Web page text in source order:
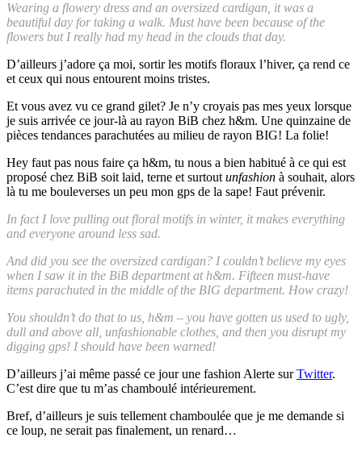
Wearing a flowery dress and an oversized cardigan, it was a
beautiful day for taking a walk. Must have been because of the
flowers but I really had my head in the clouds that day.
D’ailleurs j’adore ça moi, sortir les motifs floraux l’hiver, ça rend ce
et ceux qui nous entourent moins tristes.
Et vous avez vu ce grand gilet? Je n’y croyais pas mes yeux lorsque
je suis arrivée ce jour-là au rayon BiB chez h&m. Une quinzaine de
pièces tendances parachutées au milieu de rayon BIG! La folie!
Hey faut pas nous faire ça h&m, tu nous a bien habitué à ce qui est
proposé chez BiB soit laid, terne et surtout unfashion à souhait, alors
là tu me bouleverses un peu mon gps de la sape! Faut prévenir.
In fact I love pulling out floral motifs in winter, it makes everything
and everyone around less sad.
And did you see the oversized cardigan? I couldn’t believe my eyes
when I saw it in the BiB department at h&m. Fifteen must-have
items parachuted in the middle of the BIG department. How crazy!
You shouldn’t do that to us, h&m – you have gotten us used to ugly,
dull and above all, unfashionable clothes, and then you disrupt my
digging gps! I should have been warned!
D’ailleurs j’ai même passé ce jour une fashion Alerte surTwitter.
C’est dire que tu m’as chamboulé intérieurement.
Bref, d’ailleurs je suis tellement chamboulée que je me demande si
ce loup, ne serait pas finalement, un renard…